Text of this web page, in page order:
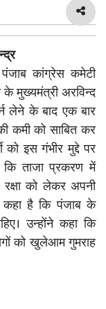
पंजाब कांग्रेस कमेटी
के मुख्यमंत्री अरविन्द
लेने के बाद एक बार
कमी को साबित कर
इस गंभीर मुद्दे पर
कि ताजा प्रकरण में
को लेकर अपनी
कहा है कि पंजाब के
उन्होंने कहा कि
को खुलेआम गुमराह